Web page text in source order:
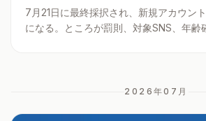
7月21日に最終採択され、新規アカウン
になる。ところが罰則、対象SNS、年齢
2026年07 月